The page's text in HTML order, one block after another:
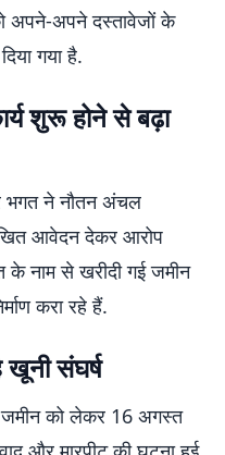
अपने-अपने दस्तावेजों के
गया है.
शुरू होने से बढ़ा
भगत ने नौतन अंचल
आवेदन देकर आरोप
के नाम से खरीदी गई जमीन
करा रहे हैं.
संघर्ष
जमीन को लेकर 16 अगस्त